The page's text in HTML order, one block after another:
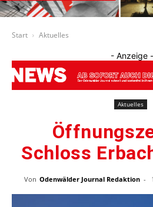
Start Aktuelles
- Anzeige -
Aktuelles
Schloss
Von Odenwälder Journal Redaktion -